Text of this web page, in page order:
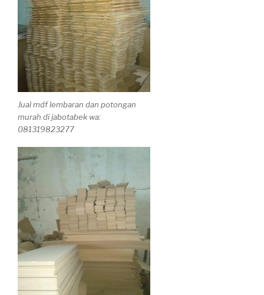
Jual mdf lembaran dan potongan
murah di jabotabek wa:
081319823277